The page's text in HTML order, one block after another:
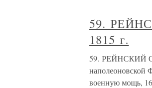
59.
1815 г.
59. РЕЙНСКИЙ
наполеоновской
военную мощь,